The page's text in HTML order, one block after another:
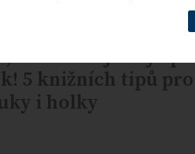
že knížka je
5 knižních tipů pro
i holky